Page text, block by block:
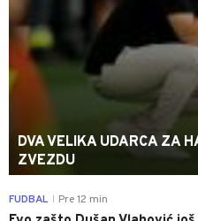
DVA VELIKA UDARCA ZA
ZVEZDU
FUDBAL Pre 12 min